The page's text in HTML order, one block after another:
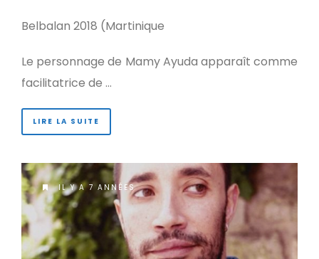
Belbalan 2018 (Martinique
Le personnage de Mamy Ayuda apparaît comme
facilitatrice de …
LIRE LA SUITE
IL Y A 7 ANNÉES